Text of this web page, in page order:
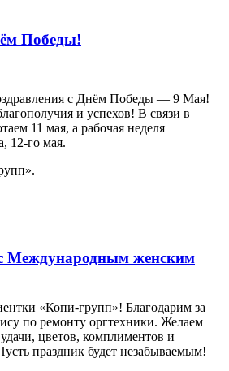
Победы!
с Днём Победы — 9 Мая!
и успехов! В связи в
11 мая, а рабочая неделя
12-го мая.
Международным женским
«Копи‑групп»! Благодарим за
по ремонту оргтехники. Желаем
цветов, комплиментов и
праздник будет незабываемым!